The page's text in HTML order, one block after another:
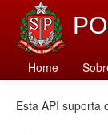
Home
Catálogo
Esta API suporta